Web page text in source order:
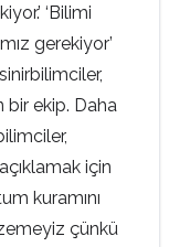
‘Bilimi
gerekiyor’
ekip. Daha
için
kuramını
çünkü